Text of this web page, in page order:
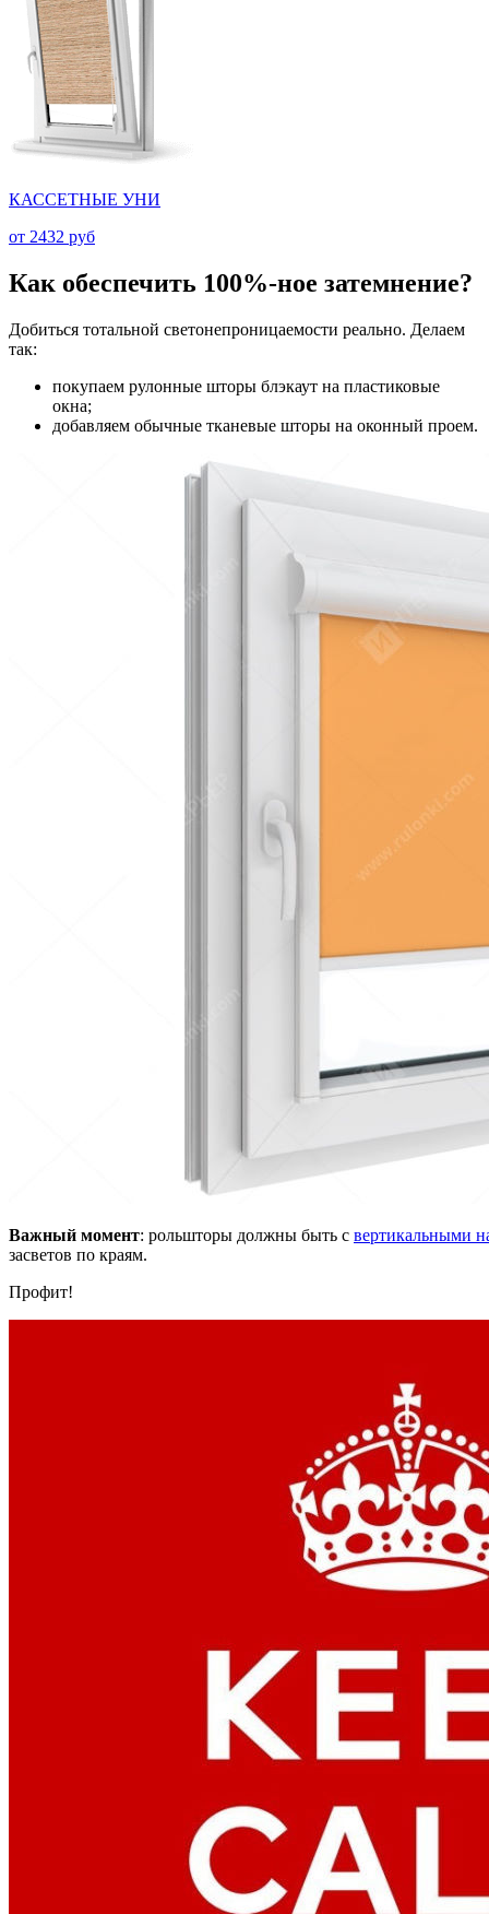
КАССЕТНЫЕ УНИ
от 2432 руб
Как обеспечить 100%-ное затемнение?
Добиться тотальной светонепроницаемости реально. Делаем
так:
покупаем рулонные шторы блэкаут на пластиковые
окна;
добавляем обычные тканевые шторы на оконный проем.
Важный момент: рольшторы должны быть с вертикальными
засветов по краям.
Профит!